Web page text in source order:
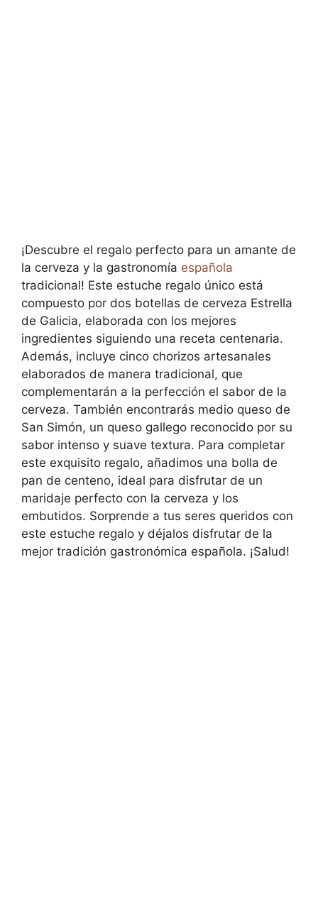
¡Descubre el regalo perfecto para un amante de
la cerveza y la gastronomía española
tradicional! Este estuche regalo único está
compuesto por dos botellas de cerveza Estrella
de Galicia, elaborada con los mejores
ingredientes siguiendo una receta centenaria.
Además, incluye cinco chorizos artesanales
elaborados de manera tradicional, que
complementarán a la perfección el sabor de la
cerveza. También encontrarás medio queso de
San Simón, un queso gallego reconocido por su
sabor intenso y suave textura. Para completar
este exquisito regalo, añadimos una bolla de
pan de centeno, ideal para disfrutar de un
maridaje perfecto con la cerveza y los
embutidos. Sorprende a tus seres queridos con
este estuche regalo y déjalos disfrutar de la
mejor tradición gastronómica española. ¡Salud!